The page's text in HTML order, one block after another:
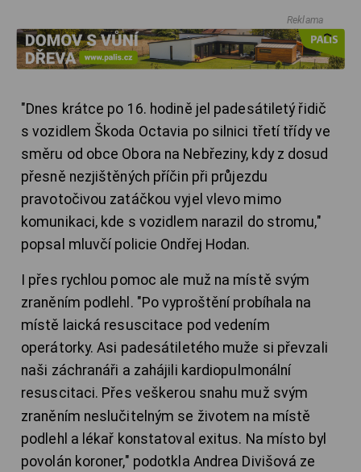
Reklama
"Dnes krátce po 16. hodině jel padesátiletý řidič
s vozidlem Škoda Octavia po silnici třetí třídy ve
směru od obce Obora na Nebřeziny, kdy z dosud
přesně nezjištěných příčin při průjezdu
pravotočivou zatáčkou vyjel vlevo mimo
komunikaci, kde s vozidlem narazil do stromu,"
popsal mluvčí policie Ondřej Hodan.
I přes rychlou pomoc ale muž na místě svým
zraněním podlehl. "Po vyproštění probíhala na
místě laická resuscitace pod vedením
operátorky. Asi padesátiletého muže si převzali
naši záchranáři a zahájili kardiopulmonální
resuscitaci. Přes veškerou snahu muž svým
zraněním neslučitelným se životem na místě
podlehl a lékař konstatoval exitus. Na místo byl
povolán koroner," podotkla Andrea Divišová ze